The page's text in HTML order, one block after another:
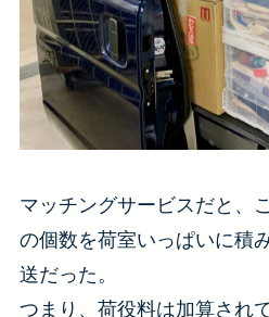
マッチングサービスだと、
の個数を荷室いっぱいに積
送だった。
つまり、 荷役料は加算され